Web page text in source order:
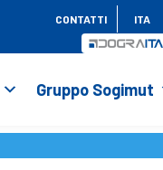
CONTATTI ITA
Gruppo Sogimut